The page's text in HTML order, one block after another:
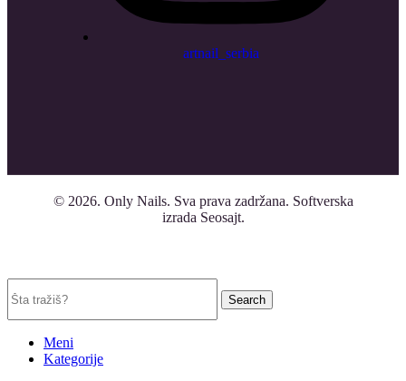
artnail_serbia
© 2026. Only Nails. Sva prava zadržana. Softverska
izrada Seosajt.
Search
Meni
Kategorije